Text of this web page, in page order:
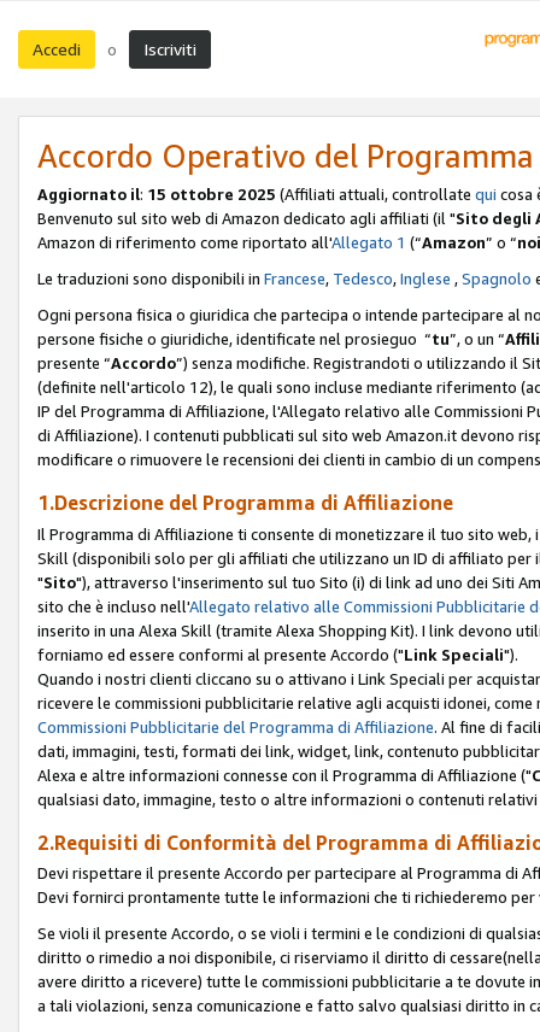
Accedi o Iscriviti
Accordo Operativo del
Aggiornato il: 15 ottobre 2025 (Affiliati attuali, controllate qui cosa
Benvenuto sul sito web di Amazon dedicato agli affiliati (il "Sito degli
Amazon di riferimento come riportato all'Allegato 1 (“Amazon” o “noi
Le traduzioni sono disponibili in Francese, Tedesco,Inglese ,Spagnolo
Ogni persona fisica o giuridica che partecipa o intende partecipare al
persone fisiche o giuridiche, identificate nel prosieguo “tu”, o un “
presente “Accordo”) senza modifiche. Registrandoti o utilizzando il
(definite nell'articolo 12), le quali sono incluse mediante riferimento
IP del Programma di Affiliazione, l'Allegato relativo alle Commissioni
di Affiliazione). I contenuti pubblicati sul sito web Amazon.it devono
modificare o rimuovere le recensioni dei clienti in cambio di un
1.Descrizione del Programma di Affiliazione
Il Programma di Affiliazione ti consente di monetizzare il tuo sito
Skill (disponibili solo per gli affiliati che utilizzano un ID di affiliato per
"Sito"), attraverso l'inserimento sul tuo Sito (i) di link ad uno dei Siti
sito che è incluso nell'Allegato relativo alle Commissioni Pubblicitarie
inserito in una Alexa Skill (tramite Alexa Shopping Kit). I link devono
forniamo ed essere conformi al presente Accordo ("Link Speciali").
Quando i nostri clienti cliccano su o attivano i Link Speciali per
ricevere le commissioni pubblicitarie relative agli acquisti idonei,
Commissioni Pubblicitarie del Programma di Affiliazione. Al fine di
dati, immagini, testi, formati dei link, widget, link, contenuto
Alexa e altre informazioni connesse con il Programma di Affiliazione ("
qualsiasi dato, immagine, testo o altre informazioni o contenuti
2.Requisiti di Conformità del Programma di
Devi rispettare il presente Accordo per partecipare al Programma di
Devi fornirci prontamente tutte le informazioni che ti richiederemo
Se violi il presente Accordo, o se violi i termini e le condizioni di
diritto o rimedio a noi disponibile, ci riserviamo il diritto di
avere diritto a ricevere) tutte le commissioni pubblicitarie a te dovute
a tali violazioni, senza comunicazione e fatto salvo qualsiasi diritto in